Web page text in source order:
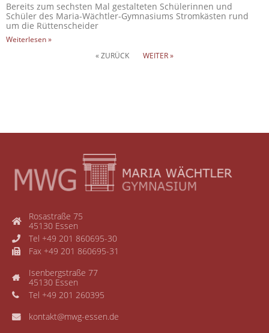
Bereits zum sechsten Mal gestalteten Schülerinnen und
Schüler des Maria-Wächtler-Gymnasiums Stromkästen rund
um die Rüttenscheider
Weiterlesen »
« ZURÜCK
WEITER »
Rosastraße 75
45130 Essen
Tel +49 201 860695-30
Fax +49 201 860695-31
Isenbergstraße 77
45130 Essen
Tel +49 201 260395
kontakt@mwg-essen.de